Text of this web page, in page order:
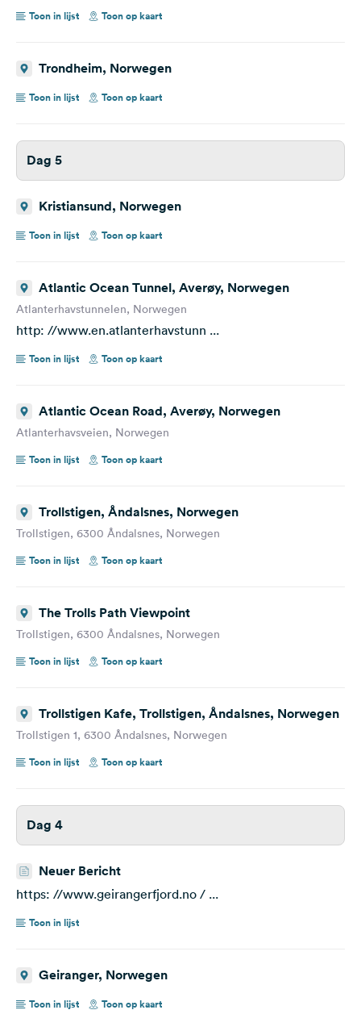
Toon in lijst Toon op kaart
Trondheim, Norwegen
Toon in lijst Toon op kaart
Dag 5
Kristiansund, Norwegen
Toon in lijst Toon op kaart
Atlantic Ocean Tunnel, Averøy, Norwegen
Atlanterhavstunnelen, Norwegen
http: //www.en.atlanterhavstunn ...
Toon in lijst Toon op kaart
Atlantic Ocean Road, Averøy, Norwegen
Atlanterhavsveien, Norwegen
Toon in lijst
Toon op kaart
Trollstigen, Åndalsnes, Norwegen
Trollstigen, 6300 Åndalsnes, Norwegen
Toon in lijst
Toon op kaart
The Trolls Path Viewpoint
Trollstigen, 6300 Åndalsnes, Norwegen
Toon in lijst
Toon op kaart
Trollstigen Kafe, Trollstigen, Åndalsnes, Norwegen
Trollstigen 1, 6300 Åndalsnes, Norwegen
Toon in lijst
Toon op kaart
Dag 4
Neuer Bericht
https: //www.geirangerfjord.no / ...
Toon in lijst
Geiranger, Norwegen
Toon in lijst Toon op kaart